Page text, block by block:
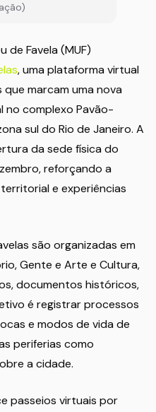
de Favela (MUF)
, uma plataforma virtual
marcam uma nova
no complexo Pavão-
sul do Rio de Janeiro. A
da sede física do
reforçando a
e experiências
são organizadas em
Gente e Arte e Cultura,
documentos históricos,
é registrar processos
e modos de vida de
periferias como
a cidade.
passeios virtuais por